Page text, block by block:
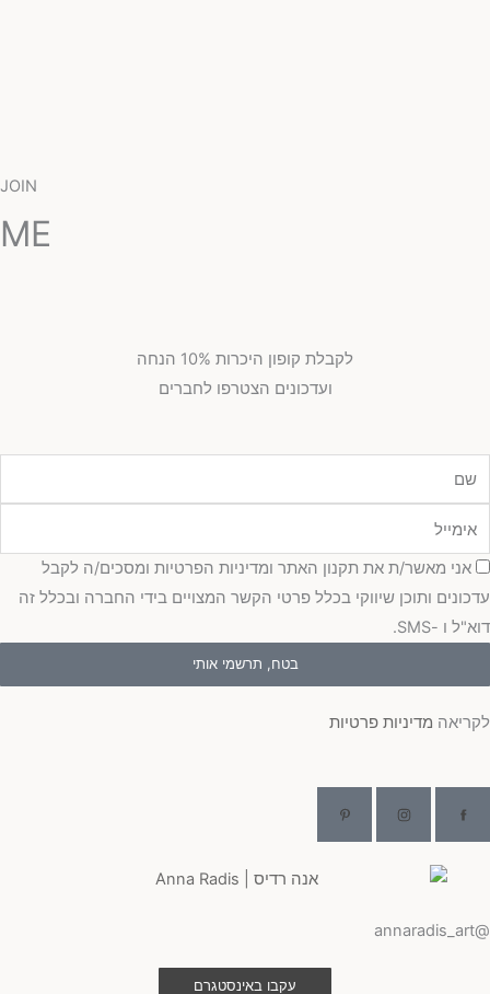
JOIN
ME
לקבלת קופון היכרות 10% הנחה
ועדכונים הצטרפו לחברים
הסכמה
אני מאשר/ת את תקנון האתר ומדיניות הפרטיות ומסכים/ה לקבל
עדכונים ותוכן שיווקי בכלל פרטי הקשר המצויים בידי החברה ובכלל זה
דוא"ל ו -SMS.
בטח, תרשמי אותי
לקריאה מדיניות פרטיות
@annaradis_art
עקבו באינסטגרם